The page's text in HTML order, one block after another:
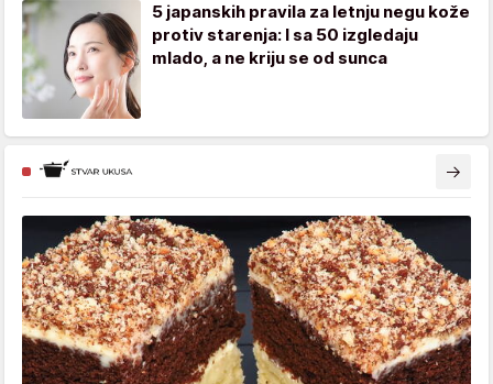
5 japanskih pravila za letnju negu kože
protiv starenja: I sa 50 izgledaju
mlado, a ne kriju se od sunca